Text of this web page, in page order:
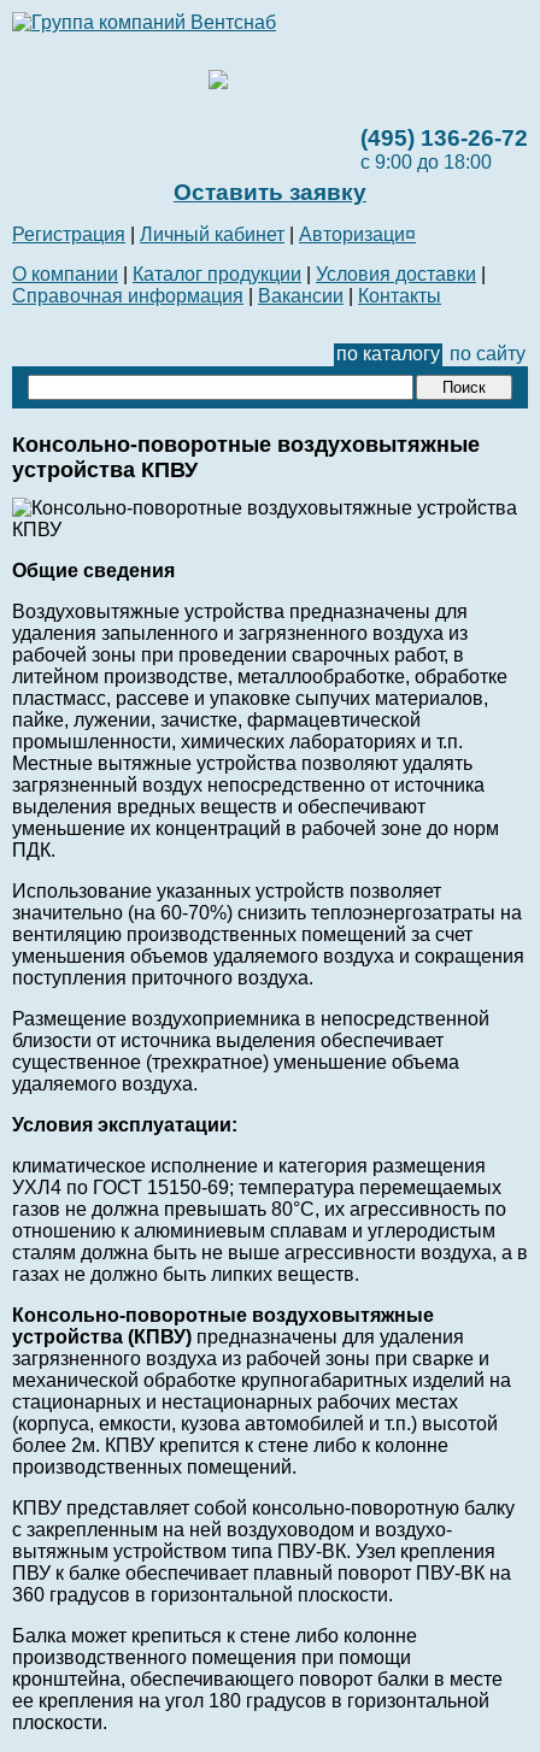
(495) 136-26-72
с 9:00 до 18:00
Оставить заявку
Регистрация Личный кабинет
Авторизаци¤
О компании
Каталог продукции Условия доставки
Справочная информация
Вакансии Контакты
по каталогу по сайту
Консольно-поворотные воздуховытяжные
устройства КПВУ
Общие сведения
Воздуховытяжные устройства предназначены для
удаления запыленного и загрязненного воздуха из
рабочей зоны при проведении сварочных работ, в
литейном производстве, металлообработке, обработке
пластмасс, рассеве и упаковке сыпучих материалов,
пайке, лужении, зачистке, фармацевтической
промышленности, химических лабораториях и т.п.
Местные вытяжные устройства позволяют удалять
загрязненный воздух непосредственно от источника
выделения вредных веществ и обеспечивают
уменьшение их концентраций в рабочей зоне до норм
ПДК.
Использование указанных устройств позволяет
значительно (на 60-70%) снизить теплоэнергозатраты на
вентиляцию производственных помещений за счет
уменьшения объемов удаляемого воздуха и сокращения
поступления приточного воздуха.
Размещение воздухоприемника в непосредственной
близости от источника выделения обеспечивает
существенное (трехкратное) уменьшение объема
удаляемого воздуха.
Условия эксплуатации:
климатическое исполнение и категория размещения
УХЛ4 по ГОСТ 15150-69; температура перемещаемых
газов не должна превышать 80°C, их агрессивность по
отношению к алюминиевым сплавам и углеродистым
сталям должна быть не выше агрессивности воздуха, а в
газах не должно быть липких веществ.
Консольно-поворотные воздуховытяжные
устройства (КПВУ) предназначены для удаления
загрязненного воздуха из рабочей зоны при сварке и
механической обработке крупногабаритных изделий на
стационарных и нестационарных рабочих местах
(корпуса, емкости, кузова автомобилей и т.п.) высотой
более 2м. КПВУ крепится к стене либо к колонне
производственных помещений.
КПВУ представляет собой консольно-поворотную балку
с закрепленным на ней воздуховодом и воздухо-
вытяжным устройством типа ПВУ-ВК. Узел крепления
ПВУ к балке обеспечивает плавный поворот ПВУ-ВК на
360 градусов в горизонтальной плоскости.
Балка может крепиться к стене либо колонне
производственного помещения при помощи
кронштейна, обеспечивающего поворот балки в месте
ее крепления на угол 180 градусов в горизонтальной
плоскости.